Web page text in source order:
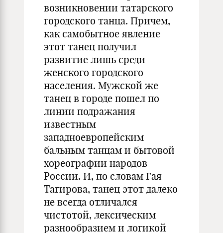
возникновении татарского
городского танца. Причем,
как самобытное явление
этот танец получил
развитие лишь среди
женского городского
населения. Мужской же
танец в городе пошел по
линии подражания
известным
западноевропейским
бальным танцам и бытовой
хореографии народов
России. И, по словам Гая
Тагирова, танец этот далеко
не всегда отличался
чистотой, лексическим
разнообразием и логикой